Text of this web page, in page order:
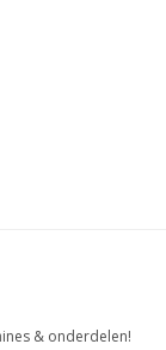
& onderdelen!